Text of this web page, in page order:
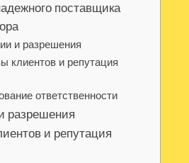
поставщика
и разрешения
клиентов и репутация
ответственности
разрешения
и репутация